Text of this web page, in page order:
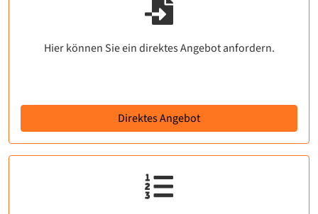
Hier können Sie ein direktes Angebot anfordern.
Direktes Angebot